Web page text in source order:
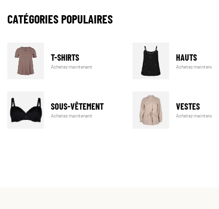
CATÉGORIES POPULAIRES
T-SHIRTS
Achetez maintenant
HAUTS
Achetez maintenant
SOUS-VÊTEMENT
Achetez maintenant
VESTES
Achetez maintenant